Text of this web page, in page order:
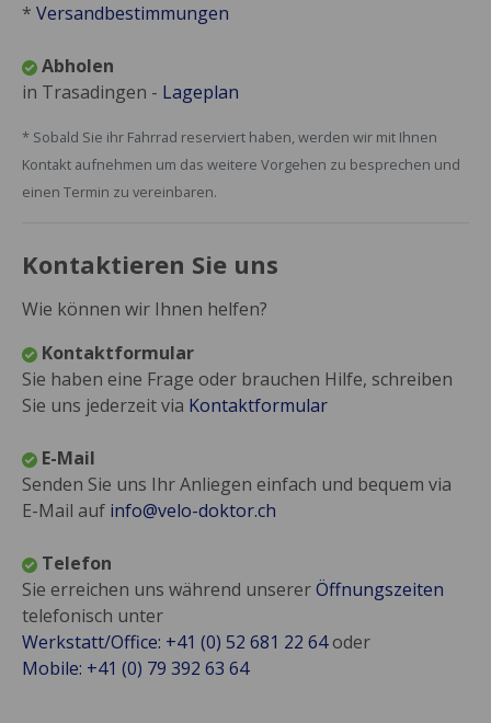
* Versandbestimmungen
Abholen
in Trasadingen - Lageplan
* Sobald Sie ihr Fahrrad reserviert haben, werden wir mit Ihnen
Kontakt aufnehmen um das weitere Vorgehen zu besprechen und
einen Termin zu vereinbaren.
Kontaktieren Sie uns
Wie können wir Ihnen helfen?
Kontaktformular
Sie haben eine Frage oder brauchen Hilfe, schreiben
Sie uns jederzeit via Kontaktformular
E-Mail
Senden Sie uns Ihr Anliegen einfach und bequem via
E-Mail auf info@velo-doktor.ch
Telefon
Sie erreichen uns während unsererÖffnungszeiten
telefonisch unter
Werkstatt/Office: +41 (0) 52 681 22 64oder
Mobile: +41 (0) 79 392 63 64